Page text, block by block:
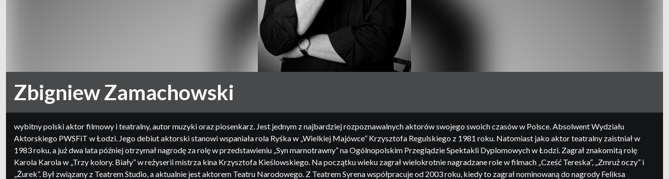
Zbigniew Zamachowski
wybitny polski aktor filmowy i teatralny, autor muzyki oraz piosenkarz. Jest jednym z najbardziej rozpoznawalnych aktorów swojego swoich czasów w Polsce. Absolwent Wydziału
Aktorskiego PWSFiT w Łodzi. Jego debiut aktorski stanowi wspaniała rola Ryśka w „Wielkiej Majówce” Krzysztofa Regulskiego z 1981 roku. Natomiast jako aktor teatralny zaistniał w
1983 roku, a już dwa lata później otrzymał nagrodę za rolę w przedstawieniu „Syn marnotrawny” na Ogólnopolskim Przeglądzie Spektakli Dyplomowych w Łodzi. Zagrał znakomitą rolę
Karola Karola w „Trzy kolory. Biały” w reżyserii mistrza kina Krzysztofa Kieślowskiego. Na początku wieku zagrał wielokrotnie nagradzane role w filmach „Cześć Tereska”, „Zmruż oczy” i
„Żurek”. Był związany z Teatrem Studio, a aktualnie jest aktorem Teatru Narodowego. Z Teatrem Syrena współpracuje od 2003 roku, kiedy to zagrał nominowaną do nagrody Feliksa